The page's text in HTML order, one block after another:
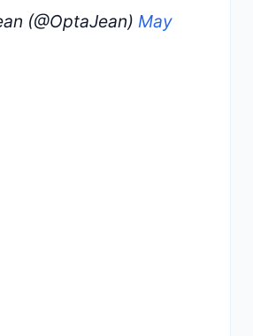
(@OptaJean) May